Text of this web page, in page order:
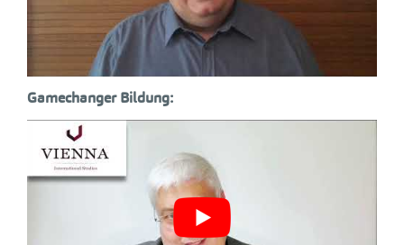
Gamechanger Bildung: